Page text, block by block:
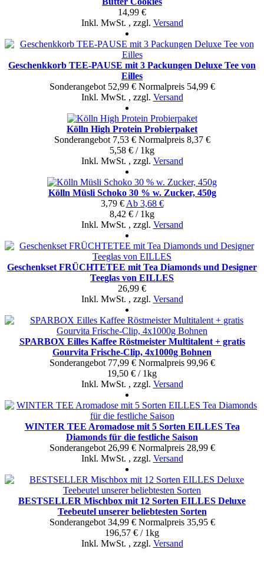
14,99 €
Inkl. MwSt. , zzgl. Versand
Geschenkkorb TEE-PAUSE mit 3 Packungen Deluxe Tee von
Eilles
Sonderangebot 52,99 € Normal­preis 54,99 €
Inkl. MwSt. , zzgl. Versand
Kölln High Protein Probierpaket
Sonderangebot 7,53 € Normal­preis 8,37 €
5,58 € / 1kg
Inkl. MwSt. , zzgl. Versand
Kölln Müsli Schoko 30 % w. Zucker, 450g
3,79 € Ab 3,68 €
8,42 € / 1kg
Inkl. MwSt. , zzgl. Versand
Geschenkset FRÜCHTETEE mit Tea Diamonds und Designer
Teeglas von EILLES
26,99 €
Inkl. MwSt. , zzgl. Versand
SPARBOX Eilles Kaffee Röstmeister Multitalent + gratis
Gourvita Frische-Clip, 4x1000g Bohnen
Sonderangebot 77,99 € Normal­preis 99,96 €
19,50 € / 1kg
Inkl. MwSt. , zzgl. Versand
WINTER TEE Aromadose mit 5 Sorten EILLES Tea
Diamonds für die festliche Saison
Sonderangebot 26,99 € Normal­preis 28,99 €
Inkl. MwSt. , zzgl. Versand
BESTSELLER Mischbox mit 12 Sorten EILLES Deluxe
Teebeutel unserer beliebtesten Sorten
Sonderangebot 34,99 € Normal­preis 35,95 €
196,57 € / 1kg
Inkl. MwSt. , zzgl. Versand